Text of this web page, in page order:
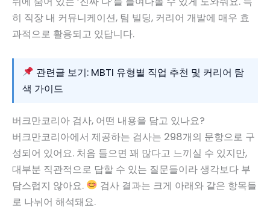
히 직장 내 커뮤니케이션, 팀 빌딩, 커리어 개발에 매우 효
과적으로 활용되고 있답니다.
관련글 보기: MBTI 유형별 직업 추천 및 커리어 탐
색 가이드
버크만코리아 검사, 어떤 내용을 담고 있나요?
버크만코리아에서 제공하는 검사는 298개의 문항으로 구
성되어 있어요. 처음 들으면 꽤 많다고 느끼실 수 있지만,
대부분 직관적으로 답할 수 있는 질문들이라 생각보다 부
담스럽지 않아요.
검사 결과는 크게 아래와 같은 항목들
로 나뉘어 해석돼요.